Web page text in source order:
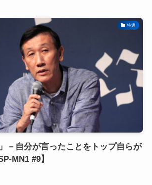
特選
－自分が言ったことをトップ自らが
MN1 #9】